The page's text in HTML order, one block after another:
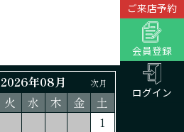
ご来店予約
会員登録
ログイン
2026年08月 次月
火 水 木 金
土
1